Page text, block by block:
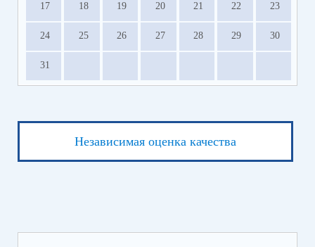
17 18 19 20 21 22 23
24 25 26 27 28 29 30
31
Независимая оценка качества